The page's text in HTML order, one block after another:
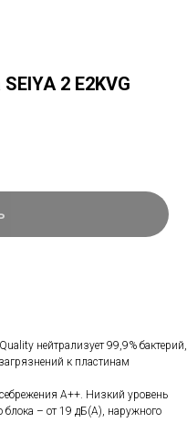
2 E2KVG
нейтрализует 99,9% бактерий,
к пластинам
А++. Низкий уровень
блока – от 19 дБ(А), наружного